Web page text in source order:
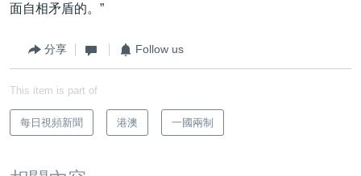
面自相矛盾的。”
分享 Follow us
This item is part of
每日視頻新聞 港澳 一國兩制